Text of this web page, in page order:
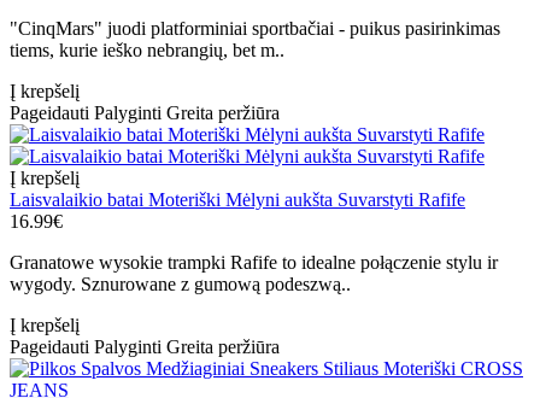
"CinqMars" juodi platforminiai sportbačiai - puikus pasirinkimas
tiems, kurie ieško nebrangių, bet m..
Į krepšelį
Pageidauti Palyginti Greita peržiūra
Į krepšelį
Laisvalaikio batai Moteriški Mėlyni aukšta Suvarstyti Rafife
16.99€
Granatowe wysokie trampki Rafife to idealne połączenie stylu ir
wygody. Sznurowane z gumową podeszwą..
Į krepšelį
Pageidauti Palyginti Greita peržiūra